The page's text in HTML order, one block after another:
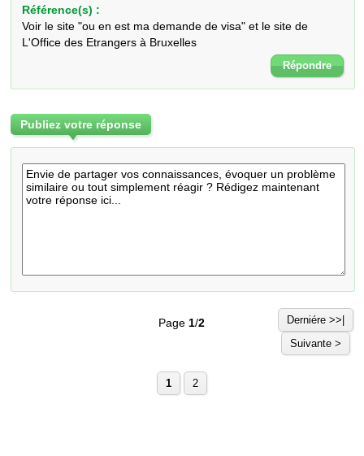
Référence(s) :
Voir le site "ou en est ma demande de visa" et le site de
L'Office des Etrangers à Bruxelles
Répondre
Publiez votre réponse
Page 1/2
Derniére >>|
Suivante >
1 2